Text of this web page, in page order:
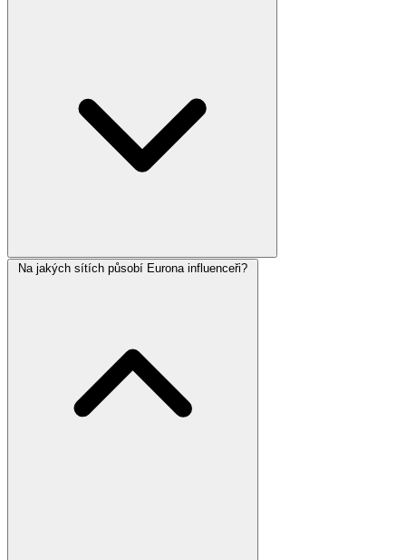
Na jakých sítích působí Eurona influenceři?